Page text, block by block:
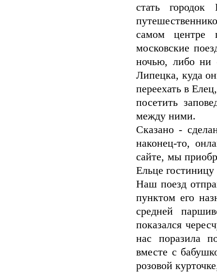
стать
самом центре
московские
ночью, либо ни
Липецка, куда
переехать в
посетить
между ними.
Сказано -
наконец-то,
сайте, мы
Ельце
Наш поезд
пунктом его
средней
показался
нас поразила
вместе с
розовой